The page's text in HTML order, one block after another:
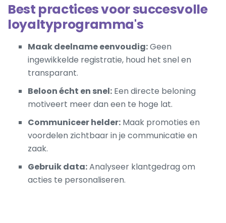
Best practices voor succesvolle
loyaltyprogramma's
Maak deelname eenvoudig:Geen
ingewikkelde registratie, houd het snel en
transparant.
Beloon écht en snel: Een directe beloning
motiveert meer dan een te hoge lat.
Communiceer helder: Maak promoties en
voordelen zichtbaar in je communicatie en
zaak.
Gebruik data:Analyseer klantgedrag om
acties te personaliseren.